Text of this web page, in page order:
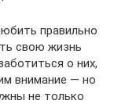
правильно
свою жизнь
о них,
внимание — но
не только